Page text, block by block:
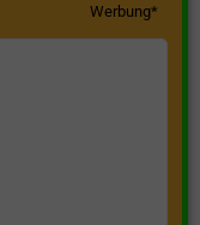
Werbung*